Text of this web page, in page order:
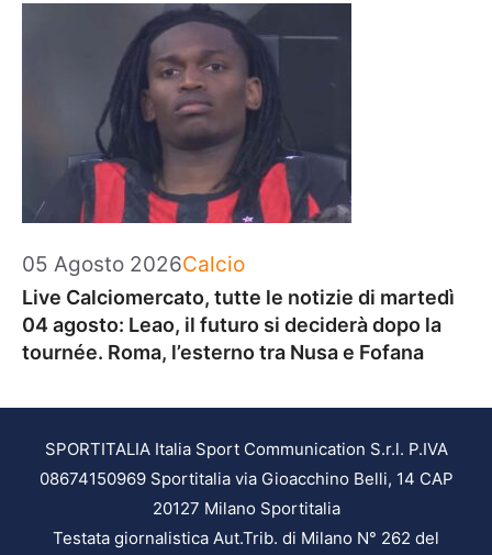
05 Agosto 2026Categorie
Calcio
Live Calciomercato, tutte le notizie di martedì
04 agosto: Leao, il futuro si deciderà dopo la
tournée. Roma, l’esterno tra Nusa e Fofana
SPORTITALIA Italia Sport Communication S.r.l. P.IVA
08674150969 Sportitalia via Gioacchino Belli, 14 CAP
20127 Milano Sportitalia
Testata giornalistica Aut.Trib. di Milano N° 262 del